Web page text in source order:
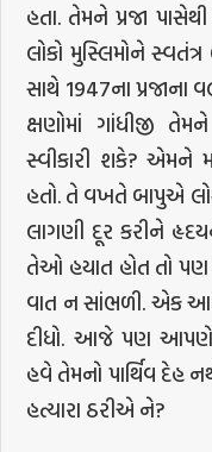
હતા. તેમને પ્રજા
લોકો મુસ્લિમોને
સાથે 1947ના પ્રજાના
ક્ષણોમાં ગાંધીજી
સ્વીકારી શકે? એમને
હતો. તે વખતે બાપુએ
લાગણી દૂર કરીને
તેઓ હયાત હોત તો
વાત ન સાંભળી. એક
દીધો. આજે પણ આપણે
હવે તેમનો પાર્થિવ દેહ
હત્યારા ઠરીએ ને?